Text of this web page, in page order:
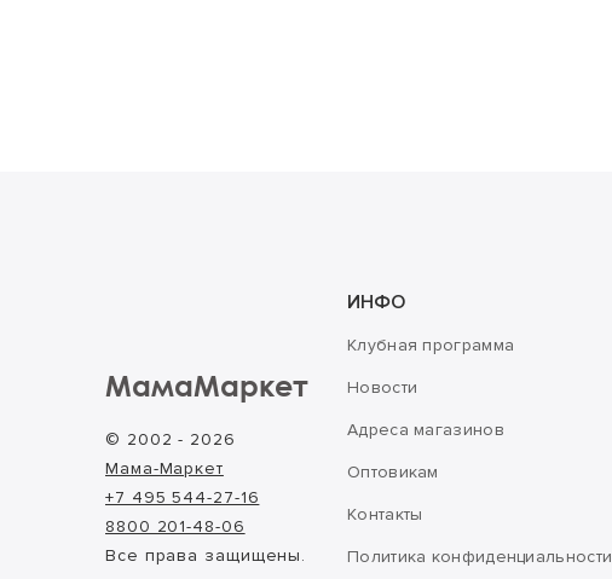
МамаМаркет
© 2002 - 2026
Мама-Маркет
+7 495 544-27-16
8800 201-48-06
Все права защищены.
ИНФО
Клубная программа
Новости
Адреса магазинов
Оптовикам
Контакты
Политика конфиденциальности